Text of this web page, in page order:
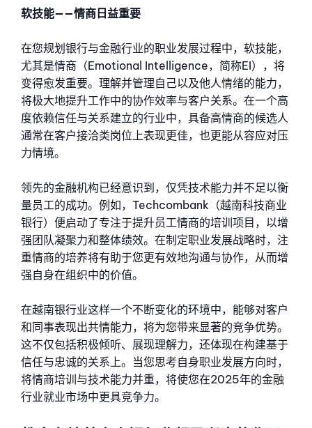
软技能——情商日益重要
在您规划银行与金融行业的职业发展过程中，软技能，
尤其是情商（Emotional Intelligence，简称EI），将
变得愈发重要。理解并管理自己以及他人情绪的能力，
将极大地提升工作中的协作效率与客户关系。在一个高
度依赖信任与关系建立的行业中，具备高情商的候选人
通常在客户接洽类岗位上表现更佳，也更能从容应对压
力情境。
领先的金融机构已经意识到，仅凭技术能力并不足以衡
量员工的成功。例如，Techcombank（越南科技商业
银行）便启动了专注于提升员工情商的培训项目，以增
强团队凝聚力和整体绩效。在制定职业发展战略时，注
重情商的培养将有助于您更有效地沟通与协作，从而增
强自身在组织中的价值。
在越南银行业这样一个不断变化的环境中，能够对客户
和同事表现出共情能力，将为您带来显著的竞争优势。
这不仅包括积极倾听、展现理解力，还体现在构建基于
信任与忠诚的关系上。当您思考自身职业发展方向时，
将情商培训与技术能力并重，将使您在2025年的金融
行业就业市场中更具竞争力。